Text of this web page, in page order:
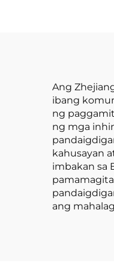
Ang
ibang
ng
ng mga
kahusayan
imbakan sa
ang